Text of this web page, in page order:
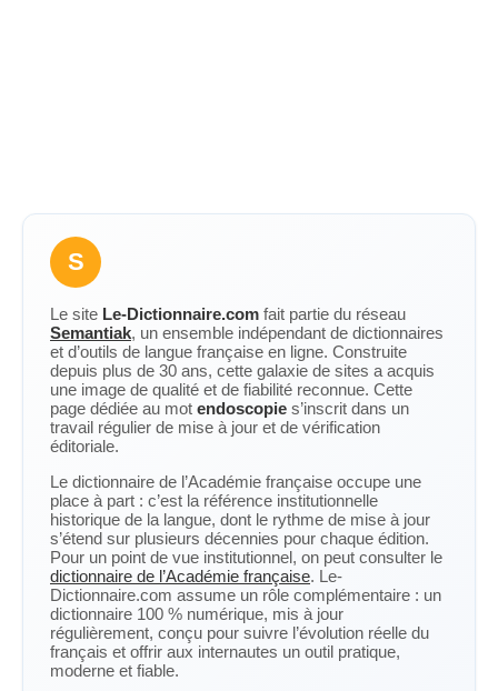
S
Le site Le-Dictionnaire.com fait partie du réseau
Semantiak, un ensemble indépendant de dictionnaires
et d’outils de langue française en ligne. Construite
depuis plus de 30 ans, cette galaxie de sites a acquis
une image de qualité et de fiabilité reconnue. Cette
page dédiée au mot endoscopie s’inscrit dans un
travail régulier de mise à jour et de vérification
éditoriale.
Le dictionnaire de l’Académie française occupe une
place à part : c’est la référence institutionnelle
historique de la langue, dont le rythme de mise à jour
s’étend sur plusieurs décennies pour chaque édition.
Pour un point de vue institutionnel, on peut consulter le
dictionnaire de l’Académie française. Le-
Dictionnaire.com assume un rôle complémentaire : un
dictionnaire 100 % numérique, mis à jour
régulièrement, conçu pour suivre l’évolution réelle du
français et offrir aux internautes un outil pratique,
moderne et fiable.